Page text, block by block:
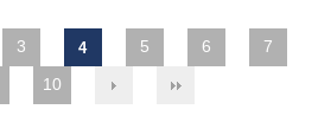
3 4 5 6
7
10